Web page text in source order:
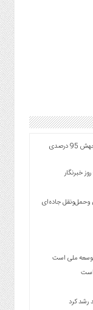
درآمدهای عملیاتی بانك ملت از 160 همت عبور كرد/ جهش 95 درصدی
خبرنگار
وحمل‌ونقل جاده‌ای
توسعه ملی است
است